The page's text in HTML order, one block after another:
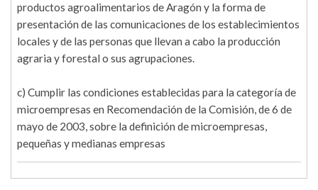
productos agroalimentarios de Aragón y la forma de
presentación de las comunicaciones de los establecimientos
locales y de las personas que llevan a cabo la producción
agraria y forestal o sus agrupaciones.
c) Cumplir las condiciones establecidas para la categoría de
microempresas en Recomendación de la Comisión, de 6 de
mayo de 2003, sobre la definición de microempresas,
pequeñas y medianas empresas